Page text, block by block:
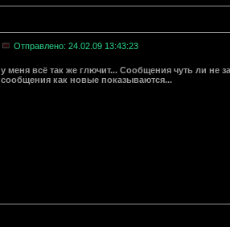
Отправлено: 24.02.09 13:43:23
у меня всё так же глючит... Сообщения чуть ли не
сообщения как новые показываются...